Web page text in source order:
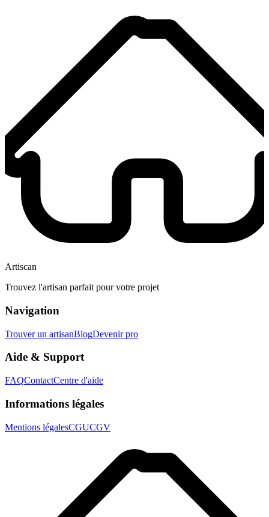
Artiscan
Trouvez l'artisan parfait pour votre projet
Navigation
Trouver un artisanBlogDevenir pro
Aide & Support
FAQContactCentre d'aide
Informations légales
Mentions légalesCGUCGV